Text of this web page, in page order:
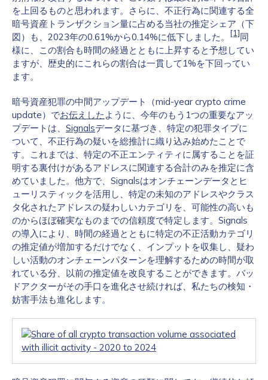
を上回るものと思われます。さらに、不正行為に関連する全
暗号資産トランザクション量に占める当社の推定シェア（下
図）も、2023年の0.61%から0.14%に低下しました。 [1]同
様に、この割合も時間の経過とともに上昇すると予想してい
ますが、歴史的にこれらの割合は一貫して1%を下回ってい
ます。
暗号資産犯罪の中間アップデート（mid-year crypto crime
update）でお伝えした ように、今年のもう1つの重要なアッ
プデートは、 Signalsデータに基づき、特定の犯罪タイプに
ついて、不正行為の疑いを総推計に織り込み始めたことで
す。これまでは、特定の不正エンティティに属することを証
明する裏付けがあるアドレスに関連する合計のみを推定に含
めていました。他方で、Signalsはオンチェーンデータとヒ
ューリスティックを活用し、特定の未知のアドレスやクラス
タ化されたアドレスの疑わしいカテゴリを、可能性の高いも
のからほぼ確実なものまでの信頼度で特定します。Signals
の導入により、時間の経過とともに特定の不正活動カテゴリ
の推定値が増加するだけでなく、インプットを収集し、疑わ
しい活動のオンチェーンパターンを理解するための時間が取
れている分、以前の推定値を改良することができます。バッ
ドアクターがその手口を進化させ続ければ、私たちの検知・
妨害手法も進化します。